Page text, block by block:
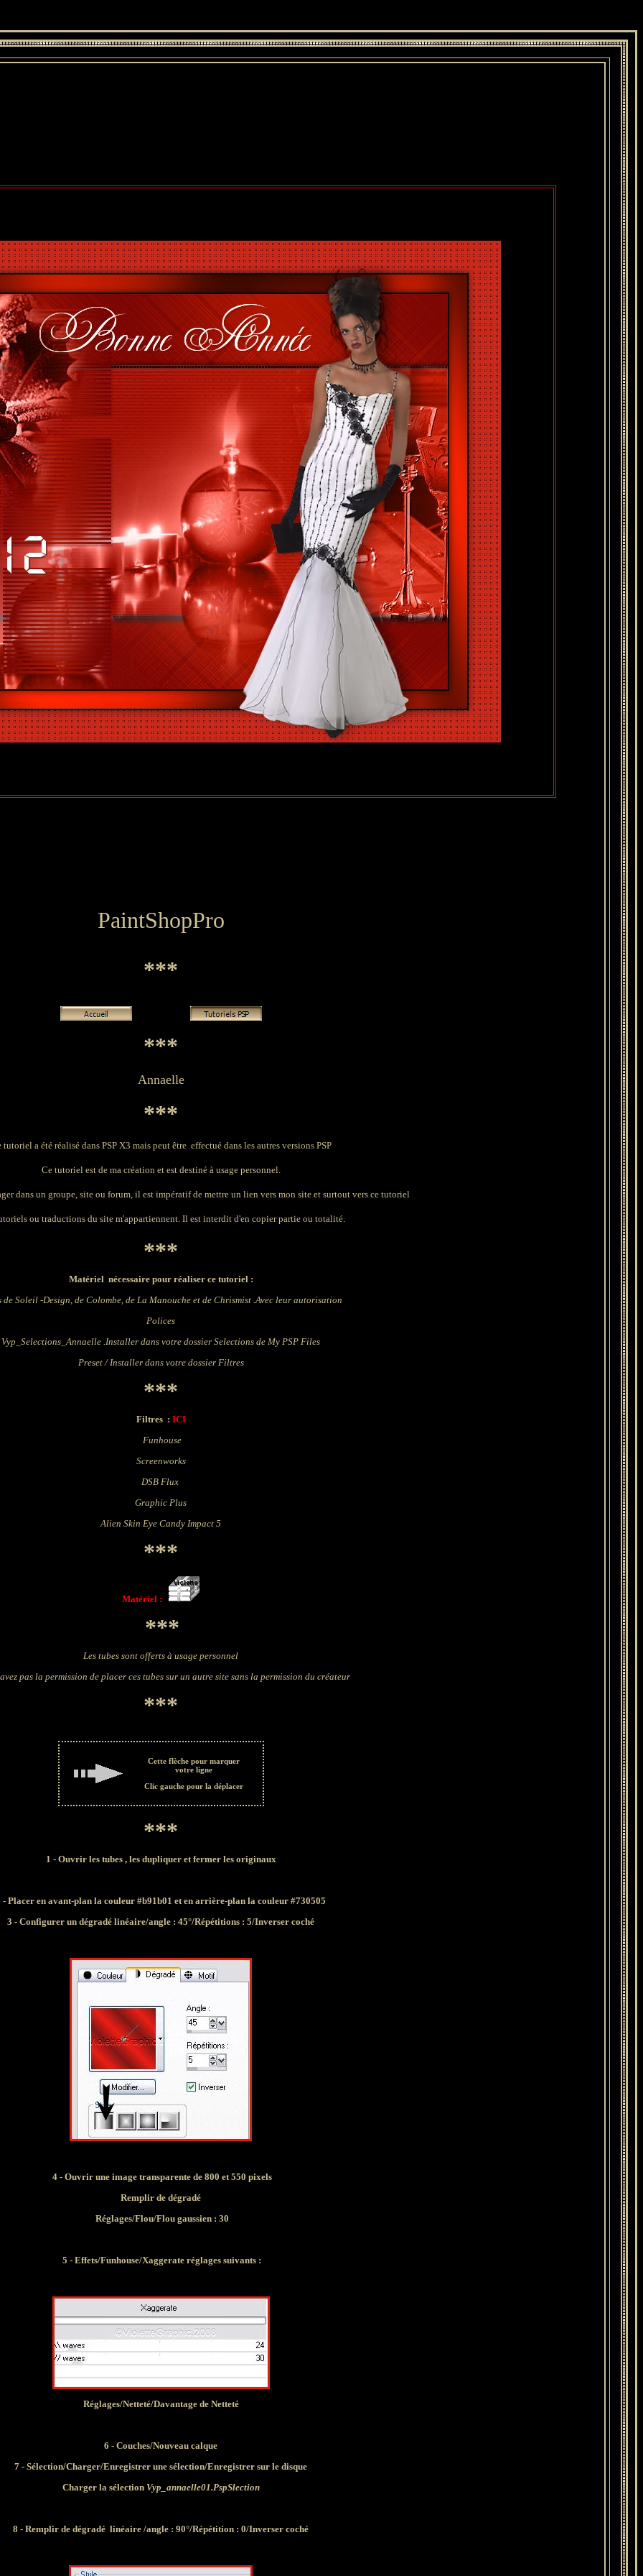
PaintShopPro
***
***
Annaelle
***
tutoriel a été réalisé dans PSP X3 mais peut être effectué dans les autres versions PSP
Ce tutoriel est de ma création et est destiné à usage personnel.
dans un groupe, site ou forum, il est impératif de mettre un lien vers mon site et surtout vers ce tutoriel
ou traductions du site m'appartiennent. Il est interdit d'en copier partie ou totalité.
***
Matériel nécessaire pour réaliser ce tutoriel :
de Soleil -Design, de Colombe, de La Manouche et de Chrismist .Avec leur autorisation
Polices
Vyp_Selections _Annaelle .Installer dans votre dossier Selections de My PSP Files
Preset /Installer dans votre dossier Filtres
***
Filtres : ICI
Funhouse
Screenworks
DSB Flux
Graphic Plus
Alien Skin Eye Candy Impact 5
***
Matériel :
***
Les tubes sont offerts à usage personnel
pas la permission de placer ces tubes sur un autre site sans la permission du créateur
***
Cette flèche pour marquer
votre ligne
Clic gauche pour la déplacer
***
1 - Ouvrir les tubes , les dupliquer et fermer les originaux
- Placer en avant-plan la couleur #b91b01 et en arrière-plan la couleur #730505
3 - Configurer un dégradé linéaire/angle : 45°/Répétitions : 5/Inverser coché
4 - Ouvrir une image transparente de 800 et 550 pixels
Remplir de dégradé
Réglages/Flou/Flou gaussien : 30
5 - Effets/Funhouse/Xaggerate réglages suivants :
Réglages/Netteté/Davantage de Netteté
6 - Couches/Nouveau calque
7 - Sélection/Charger/Enregistrer une sélection/Enregistrer sur le disque
Charger la sélection Vyp_annaelle01.PspSlection
8 - Remplir de dégradé linéaire /angle : 90°/Répétition : 0/Inverser coché